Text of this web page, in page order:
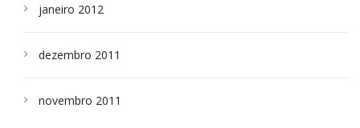
janeiro 2012
dezembro 2011
novembro 2011